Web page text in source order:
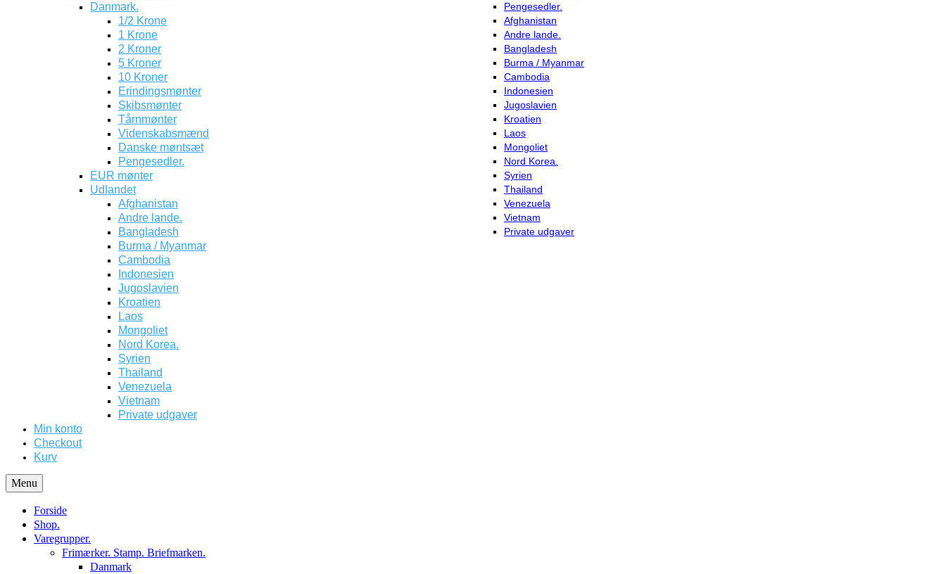
Pengesedler.
Afghanistan
Andre lande.
Bangladesh
Burma / Myanmar
Cambodia
Indonesien
Jugoslavien
Kroatien
Laos
Mongoliet
Nord Korea.
Syrien
Thailand
Venezuela
Vietnam
Private udgaver
Danmark.
1/2 Krone
1 Krone
2 Kroner
5 Kroner
10 Kroner
Erindingsmønter
Skibsmønter
Tårnmønter
Videnskabsmænd
Danske møntsæt
Pengesedler.
EUR mønter
Udlandet
Afghanistan
Andre lande.
Bangladesh
Burma / Myanmar
Cambodia
Indonesien
Jugoslavien
Kroatien
Laos
Mongoliet
Nord Korea.
Syrien
Thailand
Venezuela
Vietnam
Private udgaver
Min konto
Checkout
Kurv
Menu
Forside
Shop.
Varegrupper.
Frimærker. Stamp. Briefmarken.
Danmark